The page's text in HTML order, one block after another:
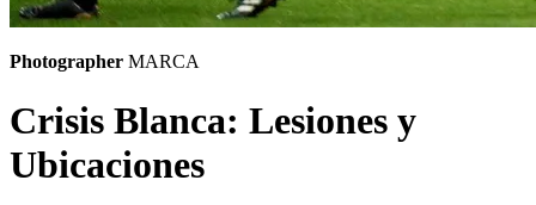
Photographer MARCA
Crisis Blanca: Lesiones y
Ubicaciones